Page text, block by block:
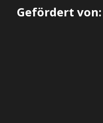
Gefördert von: